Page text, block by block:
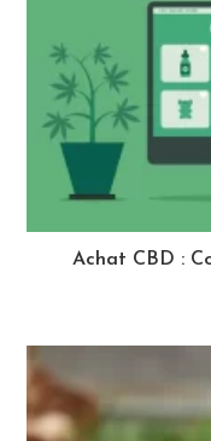
Achat CBD :